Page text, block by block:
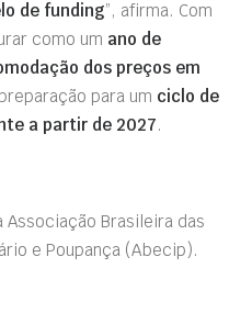
de funding”, afirma. Com
como um ano de
dos preços em
para um ciclo de
a partir de 2027.
Brasileira das
e Poupança (Abecip).